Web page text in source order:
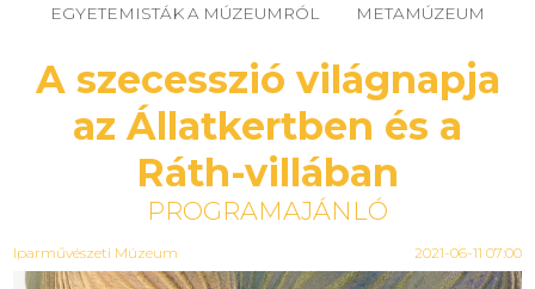
EGYETEMISTÁK A MÚZEUMRÓL
METAMÚZEUM
A szecesszió világnapja
az Állatkertben és a
Ráth-villában
PROGRAMAJÁNLÓ
Iparművészeti Múzeum 2021-06-11 07:00